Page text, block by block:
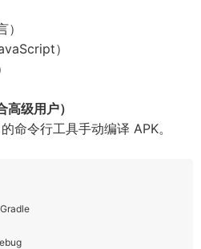
）
级用户）
命令行工具手动编译 APK。